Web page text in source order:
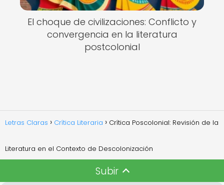
El choque de civilizaciones: Conflicto y
convergencia en la literatura
postcolonial
Letras Claras Crítica Literaria Crítica Poscolonial: Revisión de la
Literatura en el Contexto de Descolonización
Subir